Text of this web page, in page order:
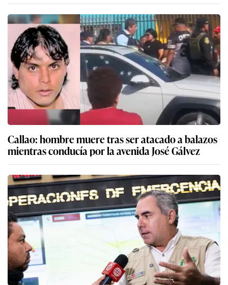
Callao: hombre muere tras ser atacado a balazos
mientras conducía por la avenida José Gálvez